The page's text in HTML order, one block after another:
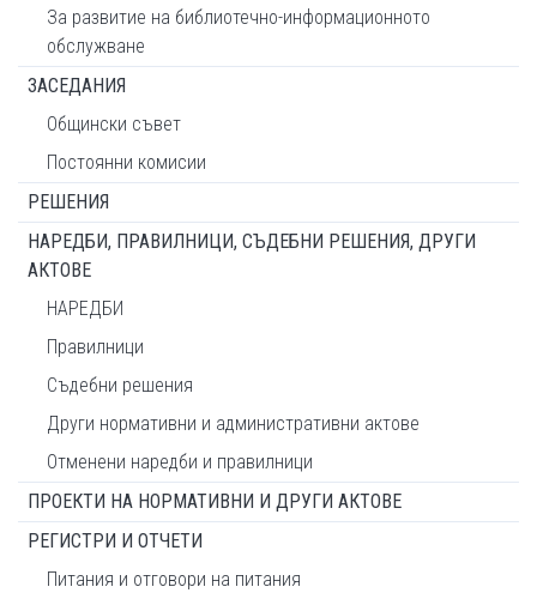
За развитие на библиотечно-информационното
обслужване
ЗАСЕДАНИЯ
Общински съвет
Постоянни комисии
РЕШЕНИЯ
НАРЕДБИ, ПРАВИЛНИЦИ, СЪДЕБНИ РЕШЕНИЯ, ДРУГИ
АКТОВЕ
НАРЕДБИ
Правилници
Съдебни решения
Други нормативни и административни актове
Отменени наредби и правилници
ПРОЕКТИ НА НОРМАТИВНИ И ДРУГИ АКТОВЕ
РЕГИСТРИ И ОТЧЕТИ
Питания и отговори на питания